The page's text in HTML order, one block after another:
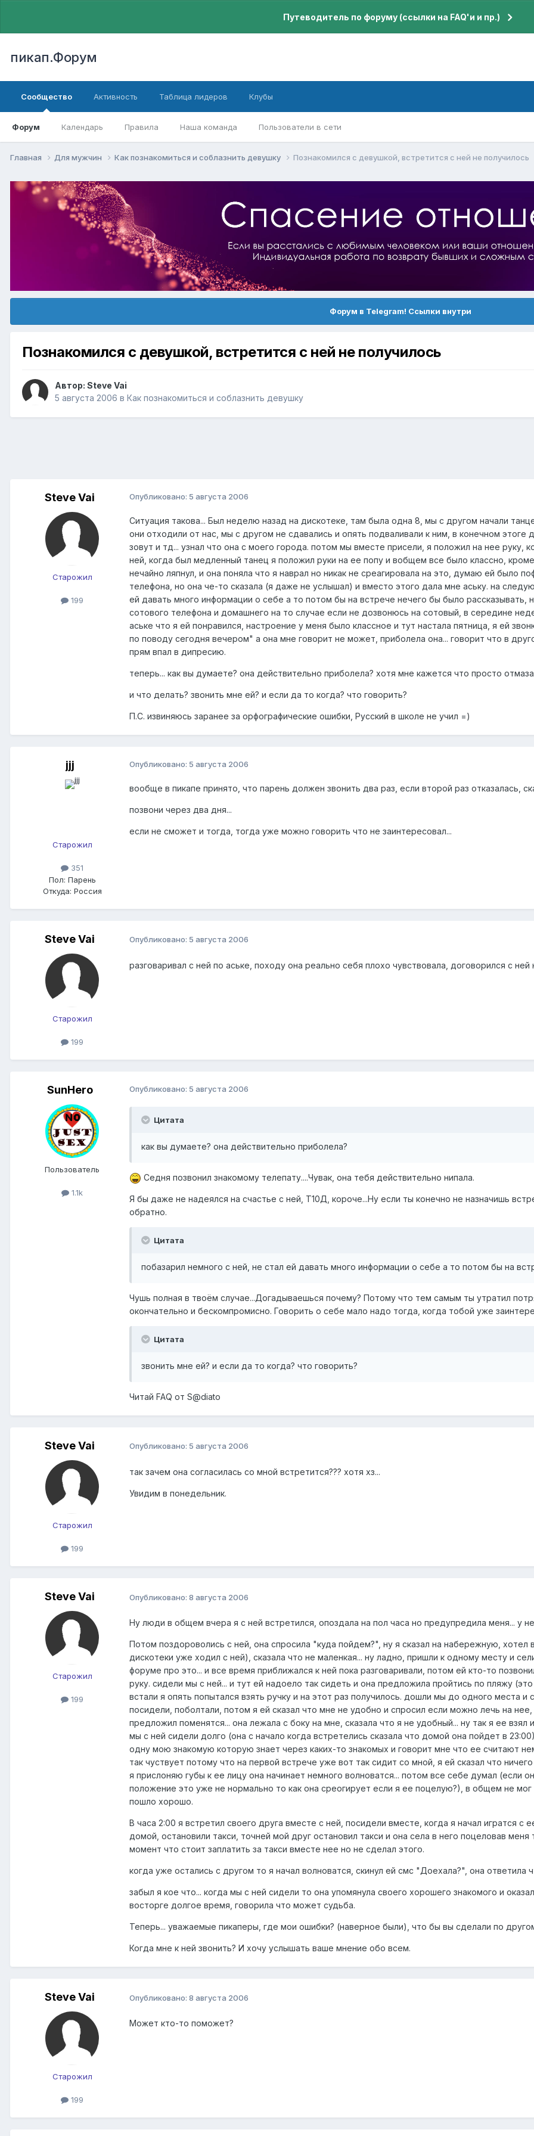
Путеводитель по форуму (ссылки на FAQ'и и пр.)
пикап.Форум
Сообщество
Форум Календарь Правила Наша команда Пользователи в сети
Активность Таблица лидеров Клубы
Главная Для мужчин Как познакомиться и соблазнить девушку Познакомился с девушкой, встретится с ней не получилось
Форум в Telegram! Ссылки внутри
Познакомился с девушкой, встретится с ней не получилось
Автор: Steve Vai
5 августа 2006 в Как познакомиться и соблазнить девушку
Steve Vai
Старожил
199
Опубликовано: 5 августа 2006
Ситуация такова... Был неделю назад на дискотеке, там была одна 8, мы с другом начали
они отходили от нас, мы с другом не сдавались и опять подваливали к ним, в конечном этоге
зовут и тд... узнал что она с моего города. потом мы вместе присели, я положил на нее руку,
ней, когда был медленный танец я положил руки на ее попу и вобщем все было классно,
нечайно ляпнул, и она поняла что я наврал но никак не среагировала на это, думаю ей было
телефона, но она че-то сказала (я даже не услышал) и вместо этого дала мне аську. на
ей давать много информации о себе а то потом бы на встрече нечего бы было рассказывать,
сотового телефона и домашнего на то случае если не дозвонюсь на сотовый, в середине
аське что я ей понравился, настроение у меня было классное и тут настала пятница, я ей
по поводу сегодня вечером" а она мне говорит не может, приболела она... говорит что в
прям впал в дипресию.
теперь... как вы думаете? она действительно приболела? хотя мне кажется что просто
и что делать? звонить мне ей? и если да то когда? что говорить?
П.С. извиняюсь заранее за орфографические ошибки, Русский в школе не учил =)
jjj
Старожил
351
Пол: Парень
Откуда: Россия
Опубликовано: 5 августа 2006
вообще в пикапе принято, что парень должен звонить два раз, если второй раз отказалась,
позвони через два дня...
если не сможет и тогда, тогда уже можно говорить что не заинтересовал...
Steve Vai
Старожил
199
Опубликовано: 5 августа 2006
разговаривал с ней по аське, походу она реально себя плохо чувствовала, договорился с
SunHero
Пользователь
1.1k
Опубликовано: 5 августа 2006
Цитата
как вы думаете? она действительно приболела?
Седня позвонил знакомому телепату....Чувак, она тебя действительно нипала.
Я бы даже не надеялся на счастье с ней, Т10Д, короче...Ну если ты конечно не назначишь
обратно.
Цитата
побазарил немного с ней, не стал ей давать много информации о себе а то потом бы на
Чушь полная в твоём случае...Догадываешься почему? Потому что тем самым ты утратил
окончательно и бескомпромисно. Говорить о себе мало надо тогда, когда тобой уже
Цитата
звонить мне ей? и если да то когда? что говорить?
Читай FAQ от S@diato
Steve Vai
Старожил
199
Опубликовано: 5 августа 2006
так зачем она согласилась со мной встретится??? хотя хз...
Увидим в понедельник.
Steve Vai
Старожил
199
Опубликовано: 8 августа 2006
Ну люди в общем вчера я с ней встретился, опоздала на пол часа но предупредила меня... у
Потом поздороволись с ней, она спросила "куда пойдем?", ну я сказал на набережную, хотел
дискотеки уже ходил с ней), сказала что не маленкая... ну ладно, пришли к одному месту и
форуме про это... и все время приближался к ней пока разговаривали, потом ей кто-то
руку. сидели мы с ней... и тут ей надоело так сидеть и она предложила пройтись по пляжу
встали я опять попытался взять ручку и на этот раз получилось. дошли мы до одного места
посидели, поболтали, потом я ей сказал что мне не удобно и спросил если можно лечь на
предложил поменятся... она лежала с боку на мне, сказала что я не удобный... ну так я ее
мы с ней сидели долго (она с начало когда встретелись сказала что домой она пойдет в
одну мою знакомую которую знает через каких-то знакомых и говорит мне что ее считают
так чуствует потому что на первой встрече уже вот так сидит со мной, я ей сказал что
я прислоняю губы к ее лицу она начинает немного волноватся... потом все себе думал (если
положение это уже не нормально то как она среогирует если я ее поцелую?), в общем не
пошло хорошо.
В часа 2:00 я встретил своего друга вместе с ней, посидели вместе, когда я начал игратся
домой, остановили такси, точней мой друг остановил такси и она села в него поцеловав
момент что стоит заплатить за такси вместе нее но не сделал этого.
когда уже остались с другом то я начал волноватся, скинул ей смс "Доехала?", она ответила
забыл я кое что... когда мы с ней сидели то она упомянула своего хорошего знакомого и
восторге долгое время, говорила что может судьба.
Теперь... уважаемые пикаперы, где мои ошибки? (наверное были), что бы вы сделали по
Когда мне к ней звонить? И хочу услышать ваше мнение обо всем.
Steve Vai
Старожил
199
Опубликовано: 8 августа 2006
Может кто-то поможет?